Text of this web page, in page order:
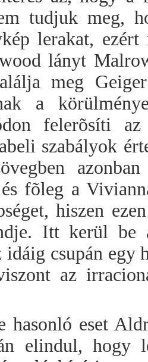
tudjuk meg,
lerakat,
lányt
meg
a
felerõsíti
szabályok
és fõleg a
hiszen
Itt kerül
csupán egy
az
hasonló eset
elindul, hogy